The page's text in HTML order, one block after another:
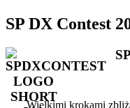
SP DX Contest
Wielkimi krokami